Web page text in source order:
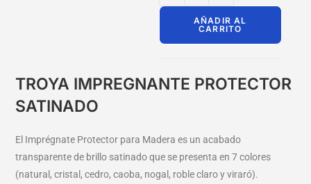
AÑADIR AL
CARRITO
TROYA IMPREGNANTE PROTECTOR
SATINADO
El Imprégnate Protector para Madera es un acabado
transparente de brillo satinado que se presenta en 7 colores
(natural, cristal, cedro, caoba, nogal, roble claro y viraró).